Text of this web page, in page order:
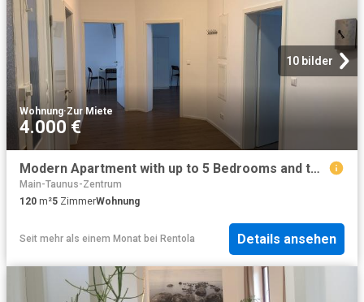
10 bilder
Wohnung·Zur Miete
4.000 €
Modern Apartment with up to 5 Bedrooms and two Bathrooms
Main-Taunus-Zentrum
120 m²5 ZimmerWohnung
Seit mehr als einem Monat bei Rentola Details ansehen